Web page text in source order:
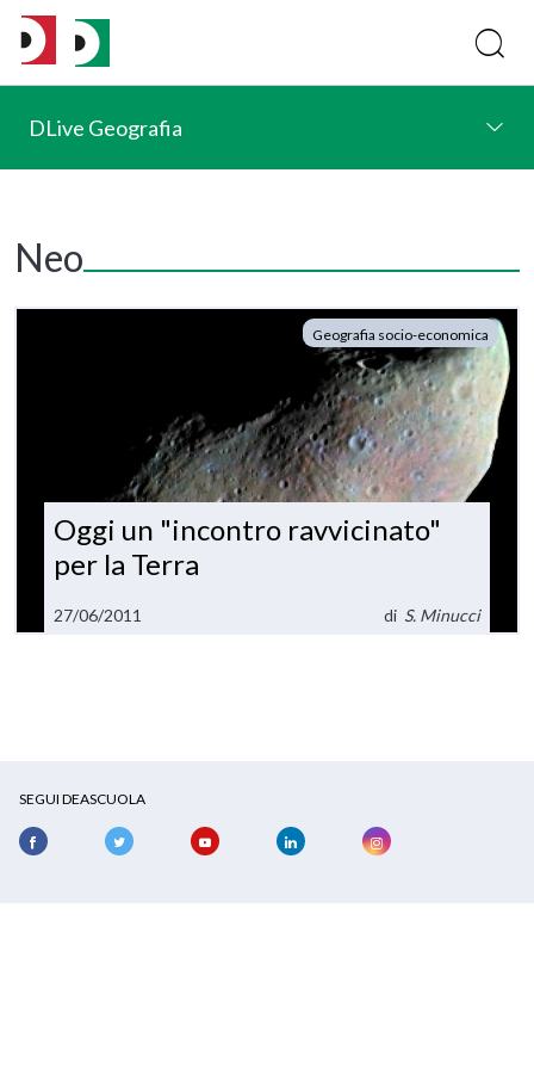
DLive Geografia
Neo
Geografia socio-economica
Oggi un "incontro ravvicinato"
per la Terra
27/06/2011 di S. Minucci
SEGUI DEASCUOLA